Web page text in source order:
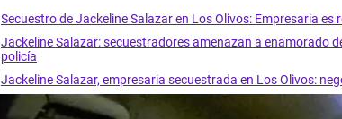
Secuestro de Jackeline Salazar en Los Olivos: Empresaria
Jackeline Salazar: secuestradores amenazan a enamorado
policía
Jackeline Salazar, empresaria secuestrada en Los Olivos: